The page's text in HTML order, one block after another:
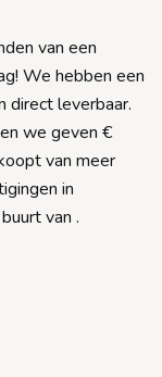
van een
We hebben een
direct leverbaar.
we geven €
van meer
in
van .